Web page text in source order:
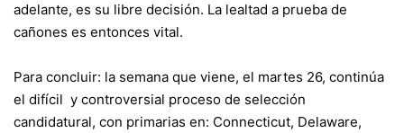
adelante, es su libre decisión. La lealtad a prueba de
cañones es entonces vital.
Para concluir: la semana que viene, el martes 26, continúa
el difícil y controversial proceso de selección
candidatural, con primarias en: Connecticut, Delaware,